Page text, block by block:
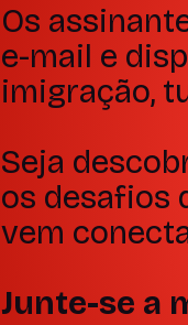
Os
e-mail e
imigração,
Seja
os desafios
vem
Junte-se a